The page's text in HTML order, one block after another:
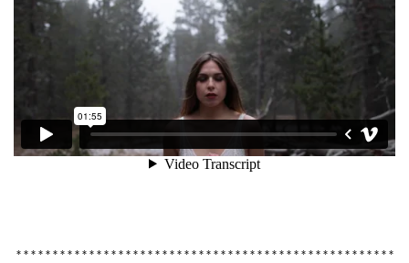
* * * * * * * * * * * * * * * * * * * * * * * * * * * * * * * * * * * * * * * * * * * * * * * * * * * *